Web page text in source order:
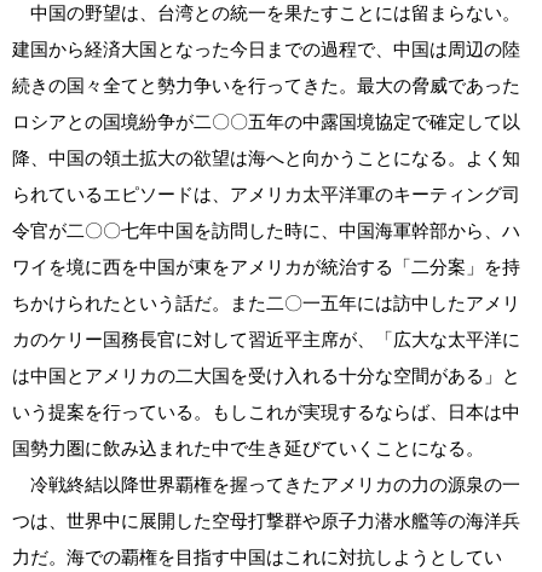
中国の野望は、台湾との統一を果たすことには留まらない。
建国から経済大国となった今日までの過程で、中国は周辺の陸
続きの国々全てと勢力争いを行ってきた。最大の脅威であった
ロシアとの国境紛争が二〇〇五年の中露国境協定で確定して以
降、中国の領土拡大の欲望は海へと向かうことになる。よく知
られているエピソードは、アメリカ太平洋軍のキーティング司
令官が二〇〇七年中国を訪問した時に、中国海軍幹部から、ハ
ワイを境に西を中国が東をアメリカが統治する「二分案」を持
ちかけられたという話だ。また二〇一五年には訪中したアメリ
カのケリー国務長官に対して習近平主席が、「広大な太平洋に
は中国とアメリカの二大国を受け入れる十分な空間がある」と
いう提案を行っている。もしこれが実現するならば、日本は中
国勢力圏に飲み込まれた中で生き延びていくことになる。
冷戦終結以降世界覇権を握ってきたアメリカの力の源泉の一
つは、世界中に展開した空母打撃群や原子力潜水艦等の海洋兵
力だ。海での覇権を目指す中国はこれに対抗しようとしてい